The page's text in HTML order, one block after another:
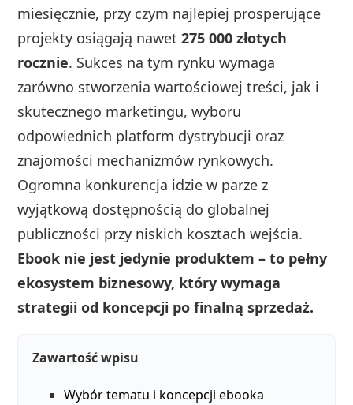
miesięcznie, przy czym najlepiej prosperujące
projekty osiągają nawet275 000 złotych
rocznie. Sukces na tym rynku wymaga
zarówno stworzenia wartościowej treści, jak i
skutecznego marketingu, wyboru
odpowiednich platform dystrybucji oraz
znajomości mechanizmów rynkowych.
Ogromna konkurencja idzie w parze z
wyjątkową dostępnością do globalnej
publiczności przy niskich kosztach wejścia.
Ebook nie jest jedynie produktem – to pełny
ekosystem biznesowy, który wymaga
strategii od koncepcji po finalną sprzedaż.
Zawartość wpisu
Wybór tematu i koncepcji ebooka